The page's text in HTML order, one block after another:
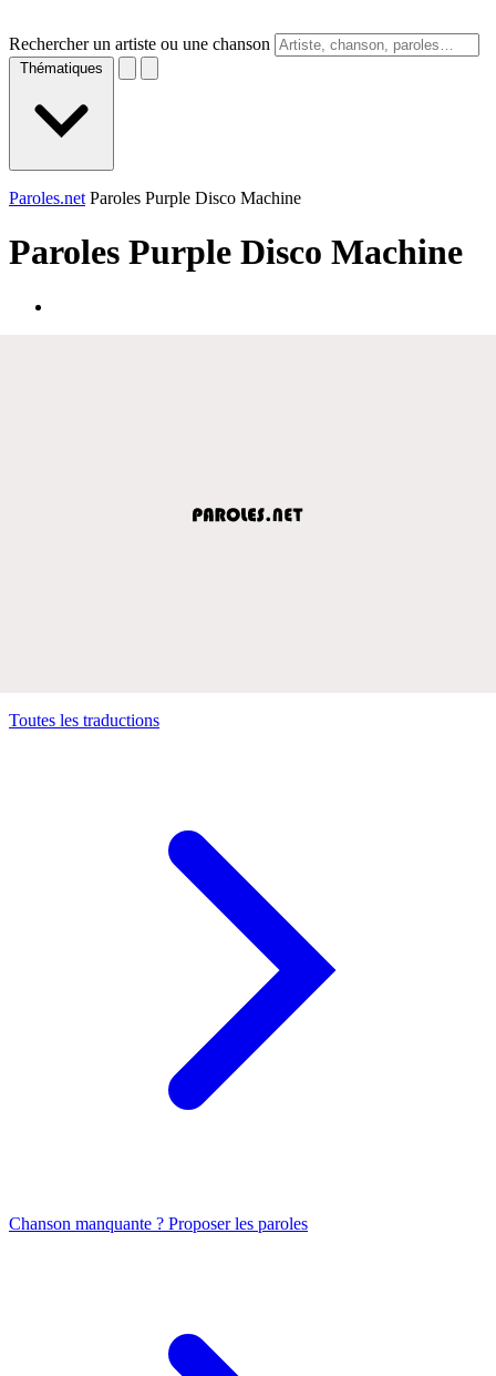
Rechercher un artiste ou une chanson
Thématiques
Paroles.net Paroles Purple Disco Machine
Paroles Purple Disco Machine
Toutes les traductions
Chanson manquante ? Proposer les paroles